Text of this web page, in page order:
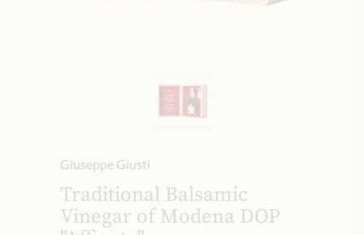
Giuseppe Giusti
Traditional Balsamic
Vinegar of Modena DOP